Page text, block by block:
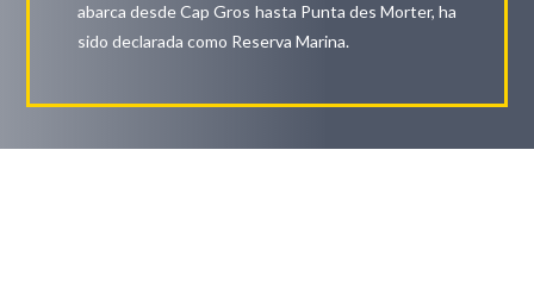
abarca desde Cap Gros hasta Punta des Morter, ha
sido declarada como Reserva Marina.